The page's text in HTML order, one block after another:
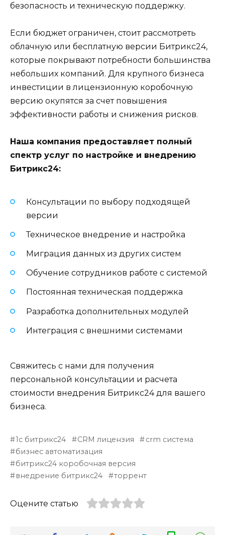
безопасность и техническую поддержку.
Если бюджет ограничен, стоит рассмотреть
облачную или бесплатную версии Битрикс24,
которые покрывают потребности большинства
небольших компаний. Для крупного бизнеса
инвестиции в лицензионную коробочную
версию окупятся за счет повышения
эффективности работы и снижения рисков.
Наша компания предоставляет полный
спектр услуг по настройке и внедрению
Битрикс24:
Консультации по выбору подходящей
версии
Техническое внедрение и настройка
Миграция данных из других систем
Обучение сотрудников работе с системой
Постоянная техническая поддержка
Разработка дополнительных модулей
Интеграция с внешними системами
Свяжитесь с нами для получения
персональной консультации и расчета
стоимости внедрения Битрикс24 для вашего
бизнеса.
1с битрикс24 CRM лицензия
crm система
бизнес автоматизация
битрикс24 коробочная версия
внедрение битрикс24
торрент
Оцените статью